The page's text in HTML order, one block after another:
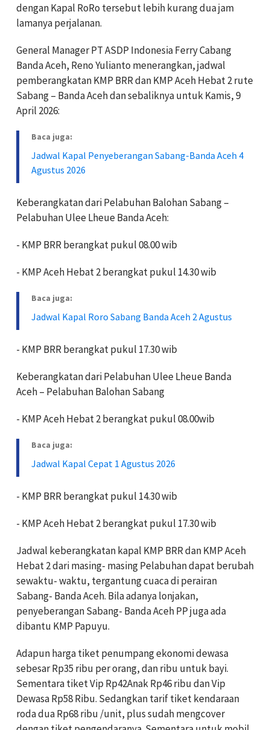
dengan Kapal RoRo tersebut lebih kurang dua jam
lamanya perjalanan.
General Manager PT ASDP Indonesia Ferry Cabang
Banda Aceh, Reno Yulianto menerangkan, jadwal
pemberangkatan KMP BRR dan KMP Aceh Hebat 2 rute
Sabang – Banda Aceh dan sebaliknya untuk Kamis, 9
April 2026:
Baca juga:
Jadwal Kapal Penyeberangan Sabang-Banda Aceh 4
Agustus 2026
Keberangkatan dari Pelabuhan Balohan Sabang –
Pelabuhan Ulee Lheue Banda Aceh:
- KMP BRR berangkat pukul 08.00 wib
- KMP Aceh Hebat 2 berangkat pukul 14.30 wib
Baca juga:
Jadwal Kapal Roro Sabang Banda Aceh 2 Agustus
- KMP BRR berangkat pukul 17.30 wib
Keberangkatan dari Pelabuhan Ulee Lheue Banda
Aceh – Pelabuhan Balohan Sabang
- KMP Aceh Hebat 2 berangkat pukul 08.00wib
Baca juga:
Jadwal Kapal Cepat 1 Agustus 2026
- KMP BRR berangkat pukul 14.30 wib
- KMP Aceh Hebat 2 berangkat pukul 17.30 wib
Jadwal keberangkatan kapal KMP BRR dan KMP Aceh
Hebat 2 dari masing- masing Pelabuhan dapat berubah
sewaktu- waktu, tergantung cuaca di perairan
Sabang- Banda Aceh. Bila adanya lonjakan,
penyeberangan Sabang- Banda Aceh PP juga ada
dibantu KMP Papuyu.
Adapun harga tiket penumpang ekonomi dewasa
sebesar Rp35 ribu per orang, dan ribu untuk bayi.
Sementara tiket Vip Rp42Anak Rp46 ribu dan Vip
Dewasa Rp58 Ribu. Sedangkan tarif tiket kendaraan
roda dua Rp68 ribu /unit, plus sudah mengcover